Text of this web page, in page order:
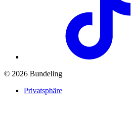
© 2026 Bundeling
Privatsphäre